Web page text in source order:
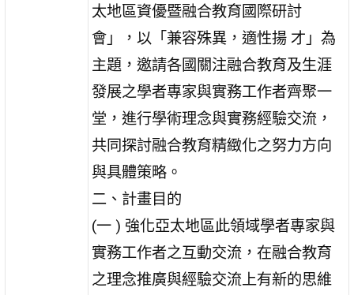
太地區資優暨融合教育國際研討
會」，以「兼容殊異，適性揚 才」為
主題，邀請各國關注融合教育及生涯
發展之學者專家與實務工作者齊聚一
堂，進行學術理念與實務經驗交流，
共同探討融合教育精緻化之努力方向
與具體策略。
二、計畫目的
(一 ) 強化亞太地區此領域學者專家與
實務工作者之互動交流，在融合教育
之理念推廣與經驗交流上有新的思維